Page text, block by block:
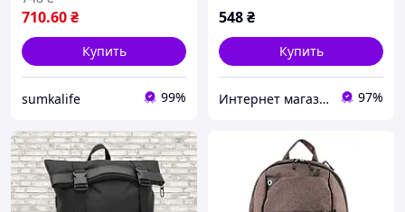
710.60₴
Купить
sumkalife 99%
548₴
Купить
Интернет магазин "Сustom" 97%